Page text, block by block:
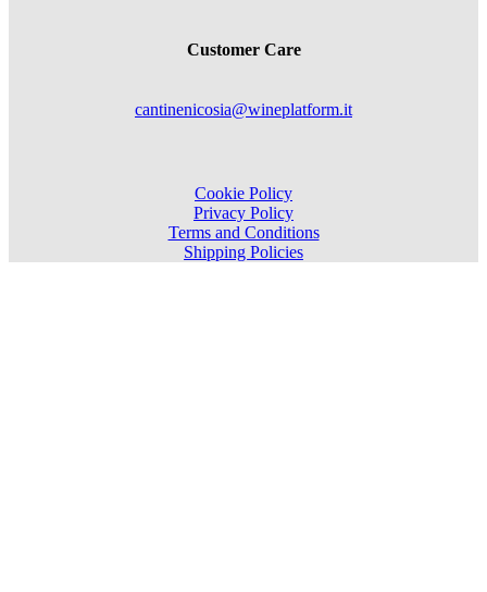
Customer Care
cantinenicosia@wineplatform.it
Cookie Policy
Privacy Policy
Terms and Conditions
Shipping Policies